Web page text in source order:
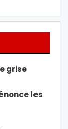
grise
les